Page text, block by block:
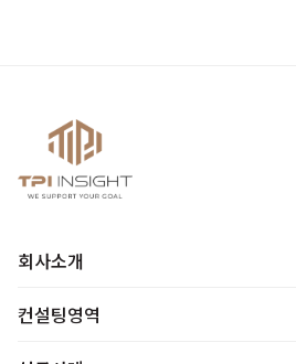
회사소개
컨설팅영역